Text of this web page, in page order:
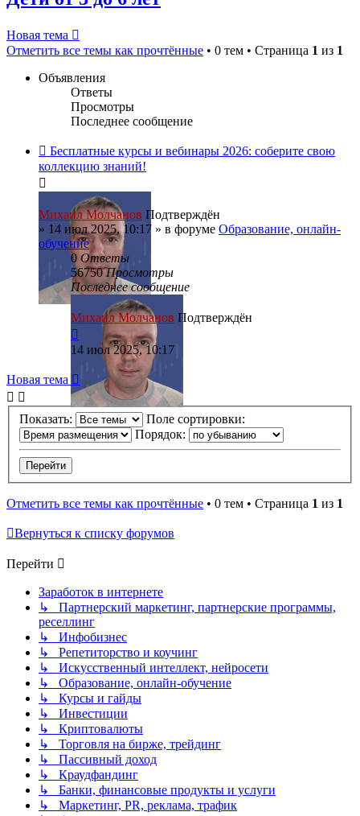
Новая тема
Отметить все темы как прочтённые • 0 тем • Страница 1 из 1
Объявления
Ответы
Просмотры
Последнее сообщение
Бесплатные курсы и вебинары 2026: соберите свою
коллекцию знаний!
Михаил Молчанов Подтверждён
» 14 июл 2025, 10:17 » в форуме Образование, онлайн-
обучение
0 Ответы
56750Просмотры
Последнее сообщение
Михаил Молчанов Подтверждён
14 июл 2025, 10:17
Новая тема
Показать:
Поле сортировки:
Порядок:
Отметить все темы как прочтённые • 0 тем • Страница 1 из 1
Вернуться к списку форумов
Перейти
Заработок в интернете
↳ Партнерский маркетинг, партнерские программы,
реселлинг
↳ Инфобизнес
↳ Репетиторство и коучинг
↳ Искусственный интеллект, нейросети
↳ Образование, онлайн-обучение
↳ Курсы и гайды
↳ Инвестиции
↳ Криптовалюты
↳ Торговля на бирже, трейдинг
↳ Пассивный доход
↳ Краудфандинг
↳ Банки, финансовые продукты и услуги
↳ Маркетинг, PR, реклама, трафик